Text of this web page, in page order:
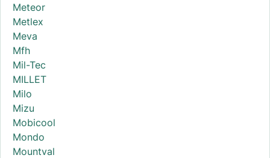
Meteor
Metlex
Meva
Mfh
Mil-Tec
MILLET
Milo
Mizu
Mobicool
Mondo
Mountval